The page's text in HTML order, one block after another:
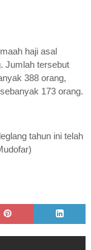
haji asal
Jumlah tersebut
388 orang,
173 orang.
tahun ini telah